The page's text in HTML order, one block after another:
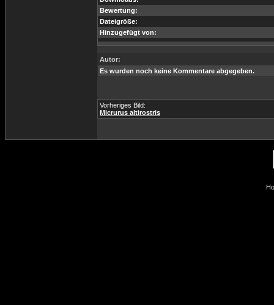
Bewertung:
Dateigröße:
Hinzugefügt von:
Autor:
Es wurden noch keine Kommentare abgegeben.
Vorheriges Bild:
Micrurus altirostris